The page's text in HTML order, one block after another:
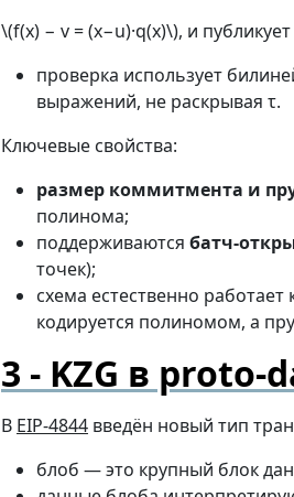
\(f(x) − v = (x−u)·q(x)\), и
проверка использует
выражений, не раскрывая τ.
Ключевые свойства:
размер коммитмента и
полинома;
поддерживаются батч-
точек);
схема естественно работает
кодируется полиномом, а
KZG в proto-
В EIP-4844 введён новый тип
блоб — это крупный блок